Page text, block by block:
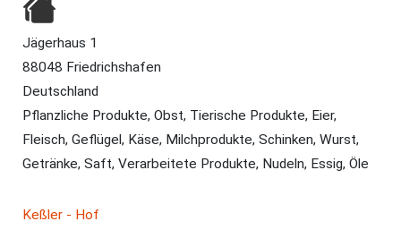
Jägerhaus 1
88048 Friedrichshafen
Deutschland
Pflanzliche Produkte, Obst, Tierische Produkte, Eier,
Fleisch, Geflügel, Käse, Milchprodukte, Schinken, Wurst,
Getränke, Saft, Verarbeitete Produkte, Nudeln, Essig, Öle
Keßler - Hof